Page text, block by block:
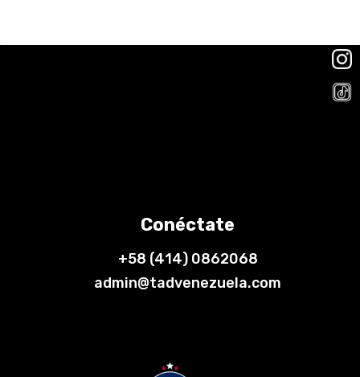
Conéctate
+58 (414) 0862068
admin@tadvenezuela.com